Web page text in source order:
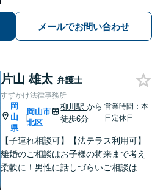
にご相談ください【WEB面談｜夜間面
談可】
メールでお問い合わせ
片山 雄太 弁護士
すずかけ法律事務所
岡
山
県
|
岡山市
北区
柳川駅から
徒歩6分
営業時間：本
日定休日
【子連れ相談可】【法テラス利用可】
離婚のご相談はお子様の将来まで考え
柔軟に！男性に話しづらいご相談は女